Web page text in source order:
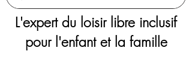
L'expert du loisir libre inclusif
pour l'enfant et la famille